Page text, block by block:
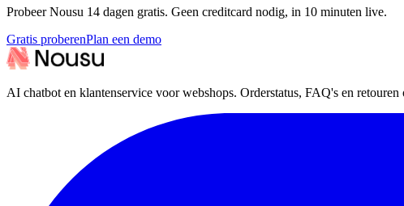
Probeer Nousu 14 dagen gratis. Geen creditcard nodig, in 10 minuten live.
Gratis proberenPlan een demo
AI chatbot en klantenservice voor webshops. Orderstatus, FAQ's en retouren